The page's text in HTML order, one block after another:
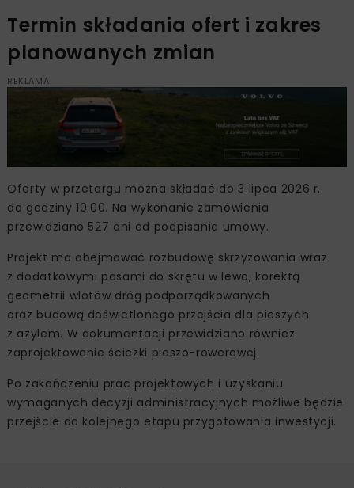
Termin składania ofert i zakres
planowanych zmian
REKLAMA
Oferty w przetargu można składać do 3 lipca 2026 r.
do godziny 10:00. Na wykonanie zamówienia
przewidziano 527 dni od podpisania umowy.
Projekt ma obejmować rozbudowę skrzyżowania wraz
z dodatkowymi pasami do skrętu w lewo, korektą
geometrii wlotów dróg podporządkowanych
oraz budową doświetlonego przejścia dla pieszych
z azylem. W dokumentacji przewidziano również
zaprojektowanie ścieżki pieszo-rowerowej.
Po zakończeniu prac projektowych i uzyskaniu
wymaganych decyzji administracyjnych możliwe będzie
przejście do kolejnego etapu przygotowania inwestycji.